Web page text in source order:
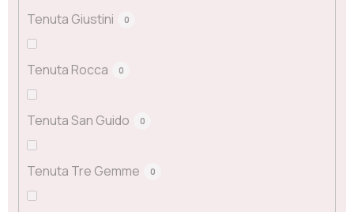
Tenuta Giustini 0
Tenuta Rocca 0
Tenuta San Guido 0
Tenuta Tre Gemme 0